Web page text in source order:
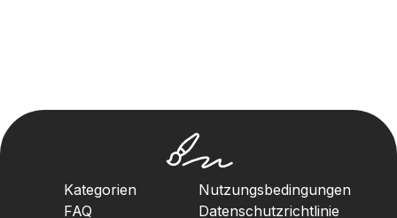
Kategorien
FAQ
Nutzungsbedingungen
Datenschutzrichtlinie